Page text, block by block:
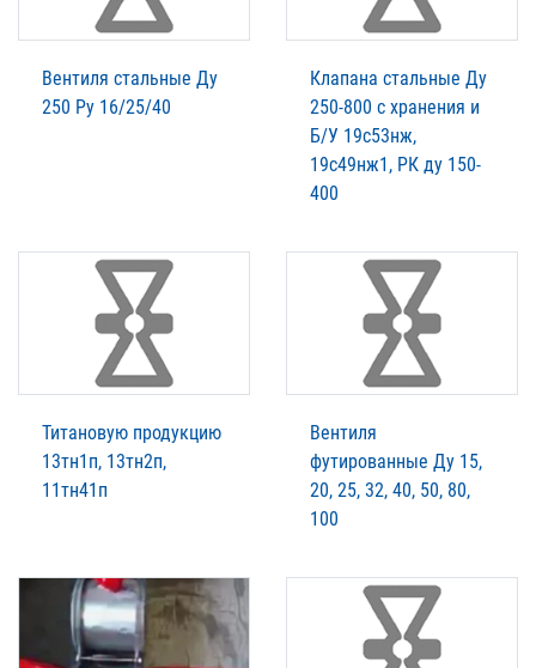
Вентиля стальные Ду
250 Ру 16/25/40
Клапана стальные Ду
250-800 с хранения и
Б/У 19с53нж,
19с49нж1, РК ду 150-
400
Титановую продукцию
13тн1п, 13тн2п,
11тн41п
Вентиля
футированные Ду 15,
20, 25, 32, 40, 50, 80,
100